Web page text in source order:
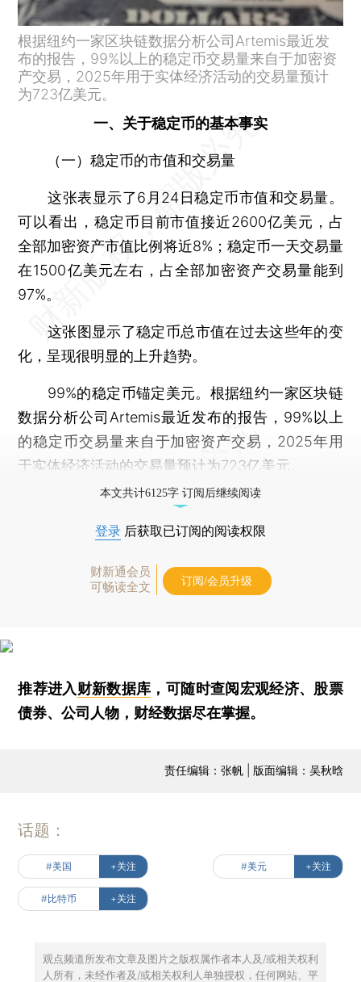
根据纽约一家区块链数据分析公司Artemis最近发
布的报告，99%以上的稳定币交易量来自于加密资
产交易，2025年用于实体经济活动的交易量预计
为723亿美元。
一、关于稳定币的基本事实
（一）稳定币的市值和交易量
这张表显示了6月24日稳定币市值和交易量。
可以看出，稳定币目前市值接近2600亿美元，占
全部加密资产市值比例将近8%；稳定币一天交易量
在1500亿美元左右，占全部加密资产交易量能到
97%。
这张图显示了稳定币总市值在过去这些年的变
化，呈现很明显的上升趋势。
99%的稳定币锚定美元。根据纽约一家区块链
数据分析公司Artemis最近发布的报告，99%以上
的稳定币交易量来自于加密资产交易，2025年用
于实体经济活动的交易量预计为723亿美元。
本文共计6125字 订阅后继续阅读
登录 后获取已订阅的阅读权限
财新通会员
可畅读全文
订阅/会员升级
推荐进入财新数据库 ，可随时查阅宏观经济、股票
债券、公司人物，财经数据尽在掌握。
责任编辑：张帆 | 版面编辑：吴秋晗
话题：
#美国 +关注 #美元 +关注
#比特币 +关注
观点频道所发布文章及图片之版权属作者本人及/或相关权利
人所有，未经作者及/或相关权利人单独授权，任何网站、平